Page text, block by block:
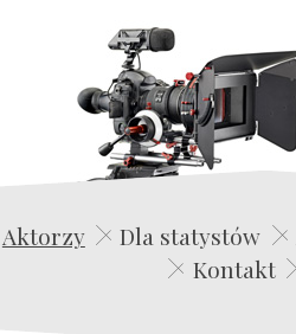
Aktorzy Dla statystów
Kontakt